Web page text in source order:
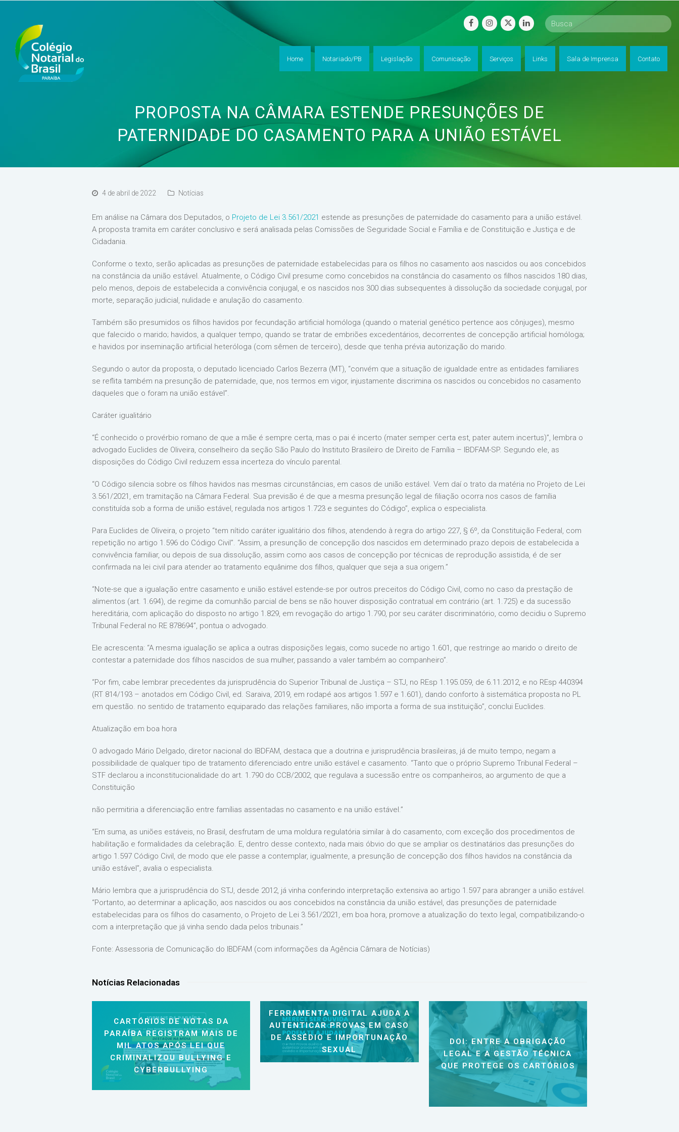
facebookinstagram
twitterlinkedin
Home Notariado/PB Legislação Comunicação Serviços Links Sala de Imprensa Contato
PROPOSTA NA CÂMARA ESTENDE PRESUNÇÕES DE
PATERNIDADE DO CASAMENTO PARA A UNIÃO ESTÁVEL
4 de abril de 2022 Notícias
Em análise na Câmara dos Deputados, o Projeto de Lei 3.561/2021 estende as presunções de paternidade do casamento para a união estável.
A proposta tramita em caráter conclusivo e será analisada pelas Comissões de Seguridade Social e Família e de Constituição e Justiça e de
Cidadania.
Conforme o texto, serão aplicadas as presunções de paternidade estabelecidas para os filhos no casamento aos nascidos ou aos concebidos
na constância da união estável. Atualmente, o Código Civil presume como concebidos na constância do casamento os filhos nascidos 180 dias,
pelo menos, depois de estabelecida a convivência conjugal, e os nascidos nos 300 dias subsequentes à dissolução da sociedade conjugal, por
morte, separação judicial, nulidade e anulação do casamento.
Também são presumidos os filhos havidos por fecundação artificial homóloga (quando o material genético pertence aos cônjuges), mesmo
que falecido o marido; havidos, a qualquer tempo, quando se tratar de embriões excedentários, decorrentes de concepção artificial homóloga;
e havidos por inseminação artificial heteróloga (com sêmen de terceiro), desde que tenha prévia autorização do marido.
Segundo o autor da proposta, o deputado licenciado Carlos Bezerra (MT), “convém que a situação de igualdade entre as entidades familiares
se reflita também na presunção de paternidade, que, nos termos em vigor, injustamente discrimina os nascidos ou concebidos no casamento
daqueles que o foram na união estável”.
Caráter igualitário
“É conhecido o provérbio romano de que a mãe é sempre certa, mas o pai é incerto (mater semper certa est, pater autem incertus)”, lembra o
advogado Euclides de Oliveira, conselheiro da seção São Paulo do Instituto Brasileiro de Direito de Família – IBDFAM-SP. Segundo ele, as
disposições do Código Civil reduzem essa incerteza do vínculo parental.
“O Código silencia sobre os filhos havidos nas mesmas circunstâncias, em casos de união estável. Vem daí o trato da matéria no Projeto de Lei
3.561/2021, em tramitação na Câmara Federal. Sua previsão é de que a mesma presunção legal de filiação ocorra nos casos de família
constituída sob a forma de união estável, regulada nos artigos 1.723 e seguintes do Código”, explica o especialista.
Para Euclides de Oliveira, o projeto “tem nítido caráter igualitário dos filhos, atendendo à regra do artigo 227, § 6º, da Constituição Federal, com
repetição no artigo 1.596 do Código Civil”. “Assim, a presunção de concepção dos nascidos em determinado prazo depois de estabelecida a
convivência familiar, ou depois de sua dissolução, assim como aos casos de concepção por técnicas de reprodução assistida, é de ser
confirmada na lei civil para atender ao tratamento equânime dos filhos, qualquer que seja a sua origem.”
“Note-se que a igualação entre casamento e união estável estende-se por outros preceitos do Código Civil, como no caso da prestação de
alimentos (art. 1.694), de regime da comunhão parcial de bens se não houver disposição contratual em contrário (art. 1.725) e da sucessão
hereditária, com aplicação do disposto no artigo 1.829, em revogação do artigo 1.790, por seu caráter discriminatório, como decidiu o Supremo
Tribunal Federal no RE 878694”, pontua o advogado.
Ele acrescenta: “A mesma igualação se aplica a outras disposições legais, como sucede no artigo 1.601, que restringe ao marido o direito de
contestar a paternidade dos filhos nascidos de sua mulher, passando a valer também ao companheiro”.
“Por fim, cabe lembrar precedentes da jurisprudência do Superior Tribunal de Justiça – STJ, no REsp 1.195.059, de 6.11.2012, e no REsp 440394
(RT 814/193 – anotados em Código Civil, ed. Saraiva, 2019, em rodapé aos artigos 1.597 e 1.601), dando conforto à sistemática proposta no PL
em questão. no sentido de tratamento equiparado das relações familiares, não importa a forma de sua instituição”, conclui Euclides.
Atualização em boa hora
O advogado Mário Delgado, diretor nacional do IBDFAM, destaca que a doutrina e jurisprudência brasileiras, já de muito tempo, negam a
possibilidade de qualquer tipo de tratamento diferenciado entre união estável e casamento. “Tanto que o próprio Supremo Tribunal Federal –
STF declarou a inconstitucionalidade do art. 1.790 do CCB/2002, que regulava a sucessão entre os companheiros, ao argumento de que a
Constituição
não permitiria a diferenciação entre famílias assentadas no casamento e na união estável.”
“Em suma, as uniões estáveis, no Brasil, desfrutam de uma moldura regulatória similar à do casamento, com exceção dos procedimentos de
habilitação e formalidades da celebração. E, dentro desse contexto, nada mais óbvio do que se ampliar os destinatários das presunções do
artigo 1.597 Código Civil, de modo que ele passe a contemplar, igualmente, a presunção de concepção dos filhos havidos na constância da
união estável”, avalia o especialista.
Mário lembra que a jurisprudência do STJ, desde 2012, já vinha conferindo interpretação extensiva ao artigo 1.597 para abranger a união estável.
“Portanto, ao determinar a aplicação, aos nascidos ou aos concebidos na constância da união estável, das presunções de paternidade
estabelecidas para os filhos do casamento, o Projeto de Lei 3.561/2021, em boa hora, promove a atualização do texto legal, compatibilizando-o
com a interpretação que já vinha sendo dada pelos tribunais.”
Fonte: Assessoria de Comunicação do IBDFAM (com informações da Agência Câmara de Notícias)
Notícias Relacionadas
CARTÓRIOS DE NOTAS DA
PARAÍBA REGISTRAM MAIS DE
MIL ATOS APÓS LEI QUE
CRIMINALIZOU BULLYING E
CYBERBULLYING
FERRAMENTA DIGITAL AJUDA A
AUTENTICAR PROVAS EM CASO
DE ASSÉDIO E IMPORTUNAÇÃO
SEXUAL
DOI: ENTRE A OBRIGAÇÃO
LEGAL E A GESTÃO TÉCNICA
QUE PROTEGE OS CARTÓRIOS